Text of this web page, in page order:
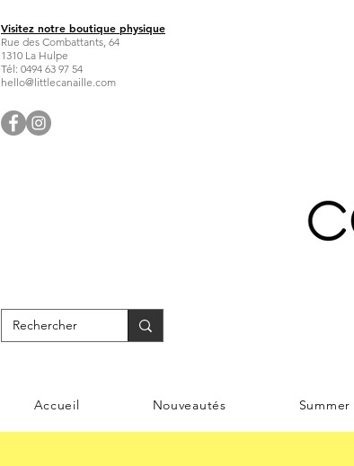
Visitez notre boutique physique
Rue des Combattants, 64
1310 La Hulpe
Tél: 0494 63 97 54
hello@littlecanaille.com
Accueil Nouveautés